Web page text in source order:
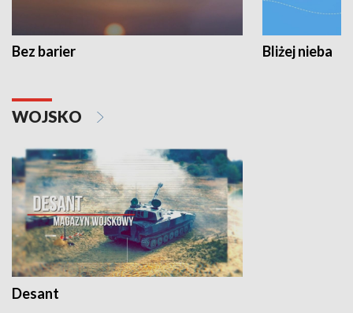
Bez barier Bliżej nieba
WOJSKO
Desant